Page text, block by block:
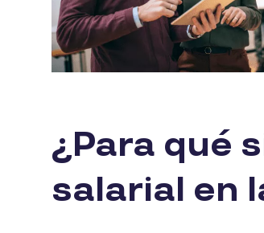
¿Para qué
salarial en